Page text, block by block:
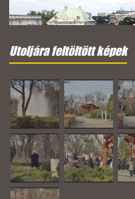
Utoljára feltöltött képek